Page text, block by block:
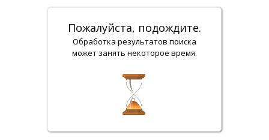
Пожалуйста, подождите.
Обработка результатов поиска
может занять некоторое время.